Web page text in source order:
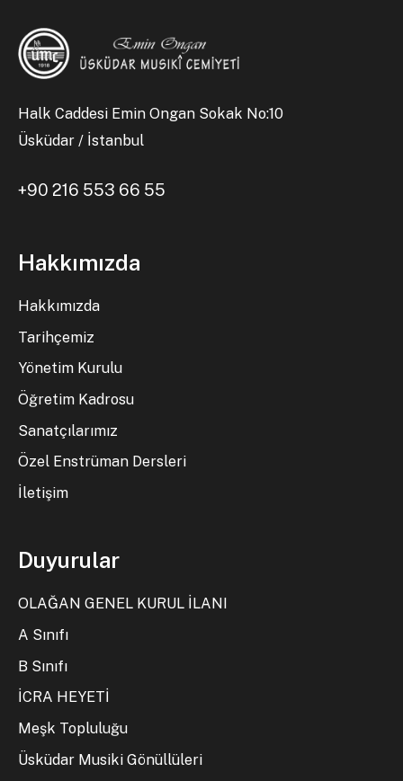
Halk Caddesi Emin Ongan Sokak No:10
Üsküdar / İstanbul
+90 216 553 66 55
Hakkımızda
Hakkımızda
Tarihçemiz
Yönetim Kurulu
Öğretim Kadrosu
Sanatçılarımız
Özel Enstrüman Dersleri
İletişim
Duyurular
OLAĞAN GENEL KURUL İLANI
A Sınıfı
B Sınıfı
İCRA HEYETİ
Meşk Topluluğu
Üsküdar Musiki Gönüllüleri